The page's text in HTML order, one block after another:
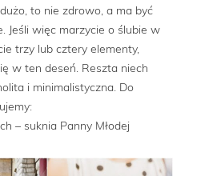
to nie zdrowo, a ma być
Jeśli więc marzycie o ślubie w
trzy lub cztery elementy,
w ten deseń. Reszta niech
i minimalistyczna. Do
– suknia Panny Młodej